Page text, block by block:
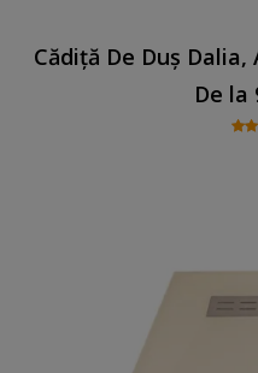
Cădiță De Duș
De la